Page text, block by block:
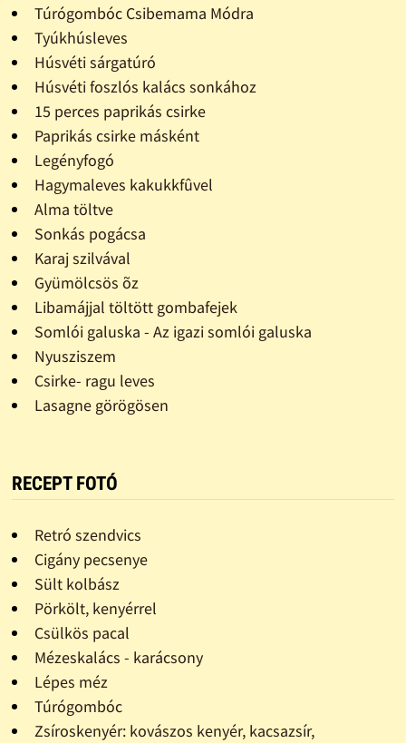
Túrógombóc Csibemama Módra
Tyúkhúsleves
Húsvéti sárgatúró
Húsvéti foszlós kalács sonkához
15 perces paprikás csirke
Paprikás csirke másként
Legényfogó
Hagymaleves kakukkfûvel
Alma töltve
Sonkás pogácsa
Karaj szilvával
Gyümölcsös õz
Libamájjal töltött gombafejek
Somlói galuska - Az igazi somlói galuska
Nyusziszem
Csirke- ragu leves
Lasagne görögösen
RECEPT FOTÓ
Retró szendvics
Cigány pecsenye
Sült kolbász
Pörkölt, kenyérrel
Csülkös pacal
Mézeskalács - karácsony
Lépes méz
Túrógombóc
Zsíroskenyér: kovászos kenyér, kacsazsír,